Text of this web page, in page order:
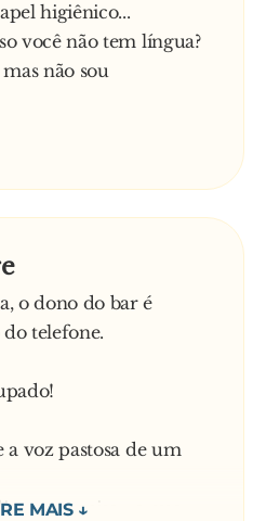
higiênico...
você não tem língua?
não sou
o dono do bar é
telefone.
voz pastosa de um
uma coisa... a que